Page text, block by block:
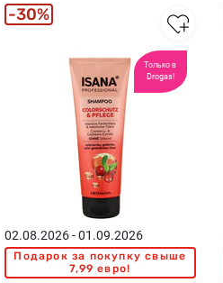
Только в
Drogas!
02.08.2026 - 01.09.2026
Подарок за покупку свыше
7,99 евро!
30%